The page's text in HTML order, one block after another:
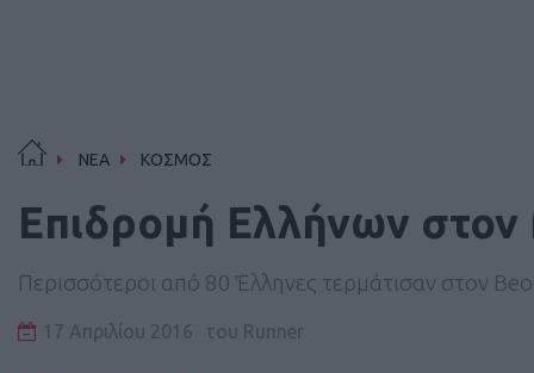
ΝΕΑ ΚΟΣΜΟΣ
Επιδρομή Ελλήνων
Περισσότεροι από 80 Έλληνες τερμάτισαν στον
17 Απριλίου 2016 του Runner